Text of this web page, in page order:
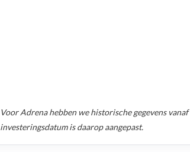
VoorAdrenahebben we historische gegevens vanaf
investeringsdatum is daarop aangepast.